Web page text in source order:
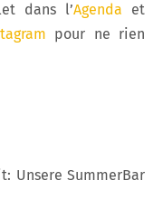
dans l’Agenda et
pour ne rien
Unsere SummerBar